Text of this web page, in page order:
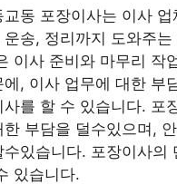
교동 포장이사는 이사
운송, 정리까지 도와주는
이사 준비와 마무리 작
에, 이사 업무에 대한 부
사를 할 수 있습니다. 포
한 부담을 덜수있으며,
수있습니다. 포장이사의
있습니다.